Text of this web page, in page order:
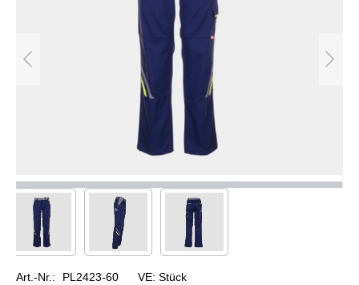
Art.-Nr.: PL2423-60 VE: Stück